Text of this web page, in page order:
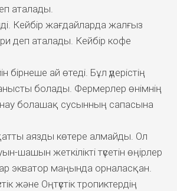
аталады.
Кейбір жағдайларда жалғыз
деп аталады. Кейбір кофе
бірнеше ай өтеді. Бұл үдерістің
болады. Фермерлер өнімнің
болашақ сусынның сапасына
аязды көтере алмайды. Ол
жеткілікті түсетін өңірлер
экватор маңында орналасқан.
және Оңтүстік тропиктердің